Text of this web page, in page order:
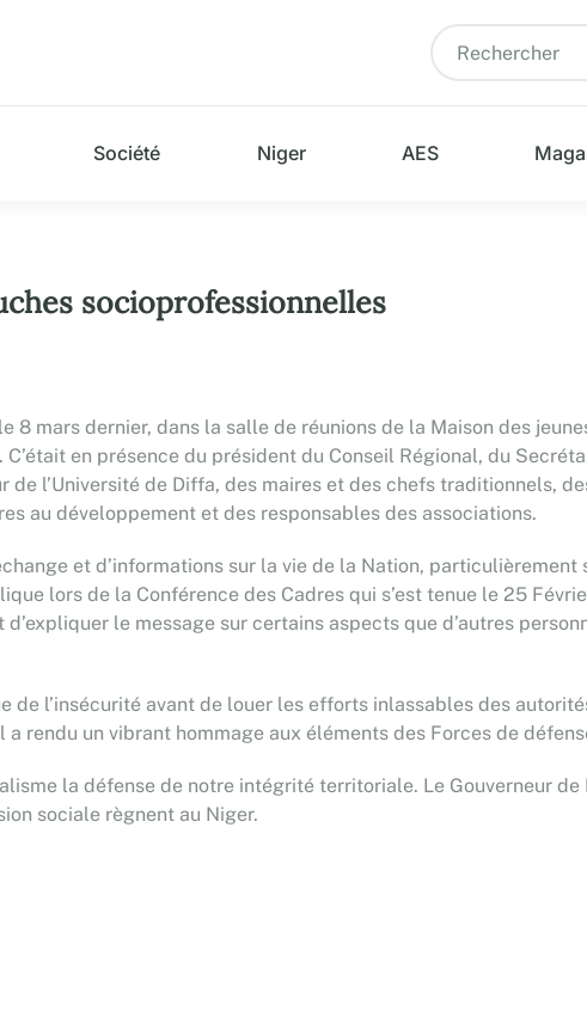
Société Niger AES
socioprofessionnelles
8 mars dernier, dans la salle de réunions de la Maison des
en présence du président du Conseil Régional, du
de l’Université de Diffa, des maires et des chefs traditionnels,
au développement et des responsables des associations.
et d’informations sur la vie de la Nation,
lors de la Conférence des Cadres qui s’est tenue le 25
le message sur certains aspects que d’autres
de l’insécurité avant de louer les efforts inlassables des
rendu un vibrant hommage aux éléments des Forces de
la défense de notre intégrité territoriale. Le Gouverneur
sociale règnent au Niger.